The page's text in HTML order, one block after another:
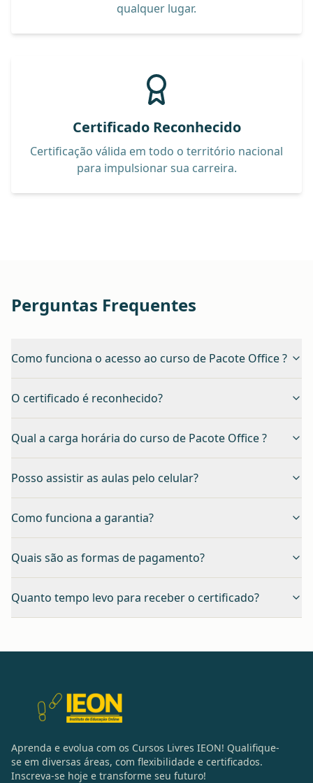
qualquer lugar.
Certificado Reconhecido
Certificação válida em todo o território nacional
para impulsionar sua carreira.
Perguntas Frequentes
Como funciona o acesso ao curso de Pacote Office ?
O certificado é reconhecido?
Qual a carga horária do curso de Pacote Office ?
Posso assistir as aulas pelo celular?
Como funciona a garantia?
Quais são as formas de pagamento?
Quanto tempo levo para receber o certificado?
Aprenda e evolua com os Cursos Livres IEON! Qualifique-
se em diversas áreas, com flexibilidade e certificados.
Inscreva-se hoje e transforme seu futuro!